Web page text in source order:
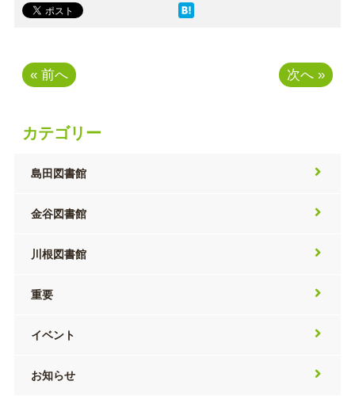
« 前へ 次へ »
カテゴリー
島田図書館
金谷図書館
川根図書館
重要
イベント
お知らせ